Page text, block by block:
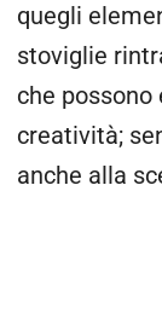
quegli
stoviglie
che
creatività;
anche alla